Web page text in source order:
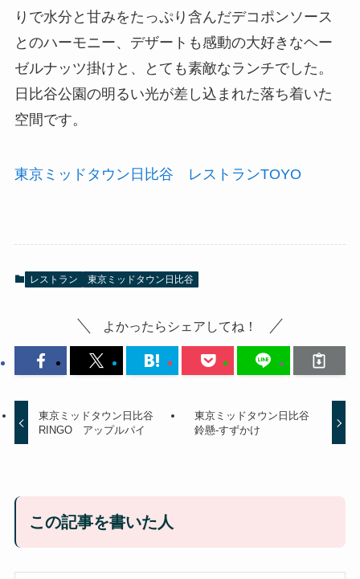
りで水分と甘みをたっぷり含んだデコポンソース
とのハーモニー、デザートも感動の大好きなヘー
ゼルナッツ掛けと、とても素敵なランチでした。
日比谷公園の明るい光が差し込まれた落ち着いた
空間です。
東京ミッドタウン日比谷 レストランTOYO
レストラン 東京ミッドタウン日比谷
よかったらシェアしてね！
東京ミッドタウン日比谷
RINGO アップルパイ
東京ミッドタウン日比谷
鈴懸-すずかけ
この記事を書いた人